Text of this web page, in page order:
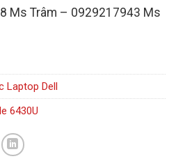
Ms Trâm – 0929217943 Ms
Laptop Dell
6430U